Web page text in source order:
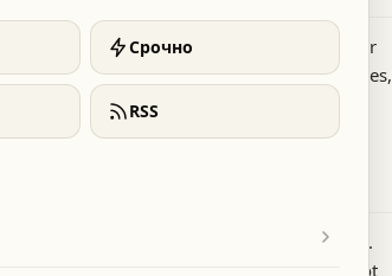
tweets, social-media posts) are provided for
responsible for the content, policies, practices,
by
and other ad networks.
and inclusion of an advertisement does not
Срочно
RSS